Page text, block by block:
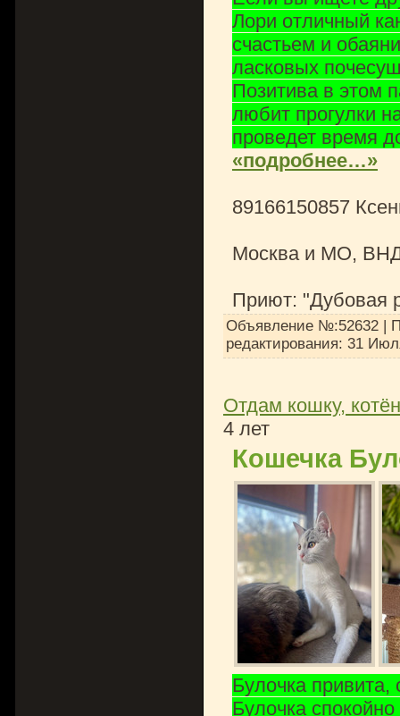
Лори отличный
счастьем и
ласковых
Позитива в этом
любит прогулки
проведет время
«подробнее…»
89166150857
Москва и МО,
Приют: "Дубовая
Объявление №:52632 |
редактирования: 31
Отдам кошку,
4 лет
Кошечка
Булочка
Булочка